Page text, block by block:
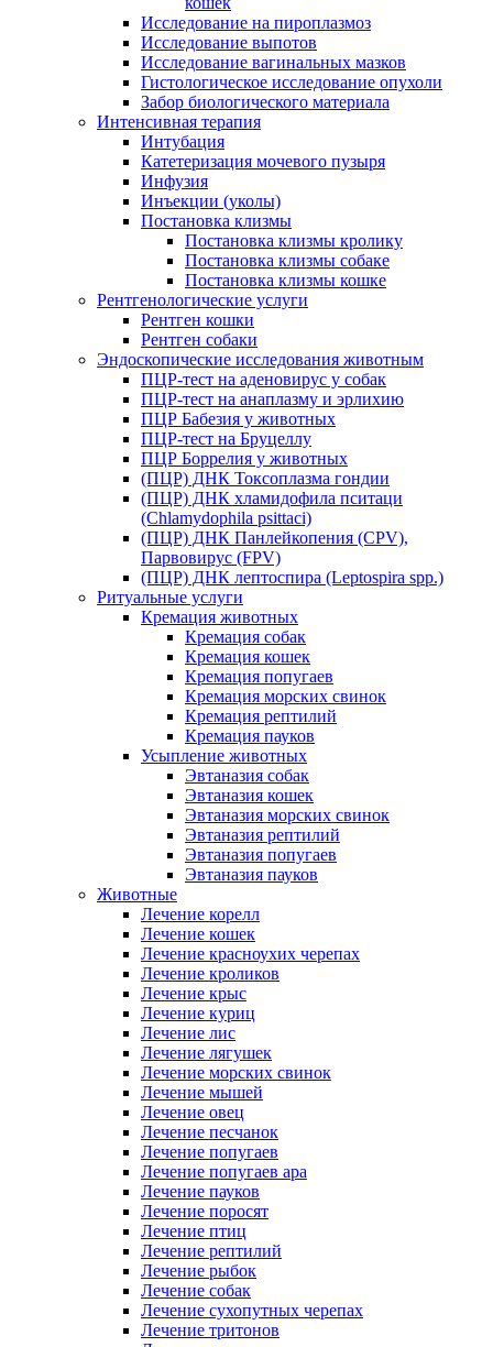
Исследование на пироплазмоз
Исследование выпотов
Исследование вагинальных мазков
Гистологическое исследование опухоли
Забор биологического материала
Интенсивная терапия
Интубация
Катетеризация мочевого пузыря
Инфузия
Инъекции (уколы)
Постановка клизмы
Постановка клизмы кролику
Постановка клизмы собаке
Постановка клизмы кошке
Рентгенологические услуги
Рентген кошки
Рентген собаки
Эндоскопические исследования животным
ПЦР-тест на аденовирус у собак
ПЦР-тест на анаплазму и эрлихию
ПЦР Бабезия у животных
ПЦР-тест на Бруцеллу
ПЦР Боррелия у животных
(ПЦР) ДНК Токсоплазма гондии
(ПЦР) ДНК хламидофила пситаци
(Chlamydophila psittaci)
(ПЦР) ДНК Панлейкопения (CPV),
Парвовирус (FPV)
(ПЦР) ДНК лептоспира (Leptospira spp.)
Ритуальные услуги
Кремация животных
Кремация собак
Кремация кошек
Кремация попугаев
Кремация морских свинок
Кремация рептилий
Кремация пауков
Усыпление животных
Эвтаназия собак
Эвтаназия кошек
Эвтаназия морских свинок
Эвтаназия рептилий
Эвтаназия попугаев
Эвтаназия пауков
Животные
Лечение корелл
Лечение кошек
Лечение красноухих черепах
Лечение кроликов
Лечение крыс
Лечение куриц
Лечение лис
Лечение лягушек
Лечение морских свинок
Лечение мышей
Лечение овец
Лечение песчанок
Лечение попугаев
Лечение попугаев ара
Лечение пауков
Лечение поросят
Лечение птиц
Лечение рептилий
Лечение рыбок
Лечение собак
Лечение сухопутных черепах
Лечение тритонов